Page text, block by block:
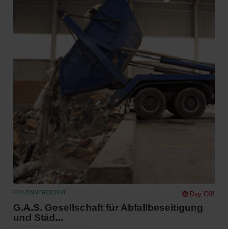
CONTAINERDIENST Day Off!
G.A.S. Gesellschaft für Abfallbeseitigung
und Städ...